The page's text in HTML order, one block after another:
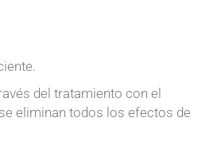
del tratamiento con el
eliminan todos los efectos de